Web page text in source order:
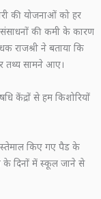
की योजनाओं को हर
की कमी के कारण
राजश्री ने बताया कि
तथ्य सामने आए।
केंद्रों से हम किशोरियों
किए गए पैड के
के दिनों में स्कूल जाने से